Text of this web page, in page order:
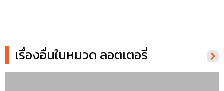
เรื่องอื่นในหมวด ลอตเตอรี่